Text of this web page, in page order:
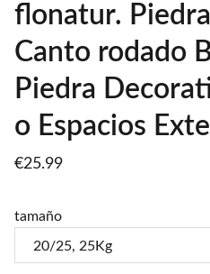
flonatur.
Canto rodado
Piedra
o Espacios
€25.99
tamaño